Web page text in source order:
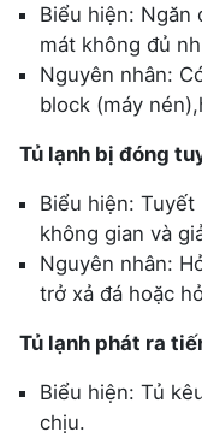
Biểu hiện: Ngăn
mát không đủ
Nguyên nhân:
block (máy
Tủ lạnh bị đóng
Biểu hiện: Tuyết
không gian và
Nguyên nhân:
trở xả đá hoặc
Tủ lạnh phát ra
Biểu hiện: Tủ
chịu.